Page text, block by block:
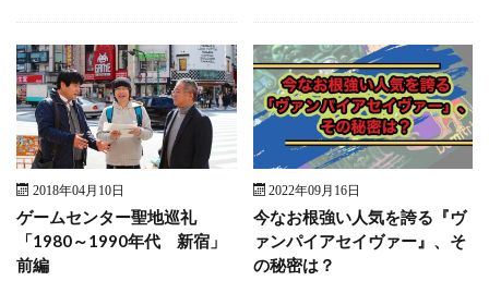
2018年04月10日
ゲームセンター聖地巡礼
「1980～1990年代 新宿」
前編
2022年09月16日
今なお根強い人気を誇る『ヴ
ァンパイアセイヴァー』、そ
の秘密は？